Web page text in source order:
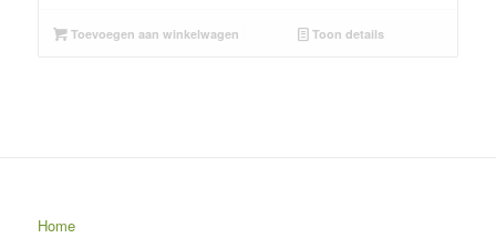
Toevoegen aan winkelwagen Toon details
Home